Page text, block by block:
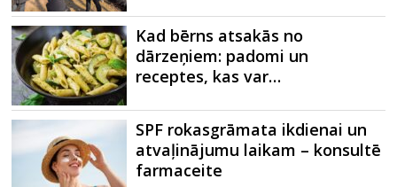
Kad bērns atsakās no
dārzeņiem: padomi un
receptes, kas var…
SPF rokasgrāmata ikdienai un
atvaļinājumu laikam – konsultē
farmaceite